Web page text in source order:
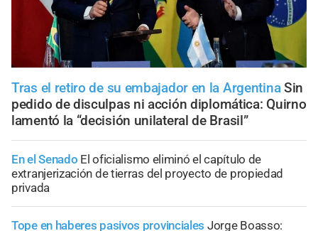
Tras el retiro de su embajador en la Argentina Sin
pedido de disculpas ni acción diplomática: Quirno
lamentó la “decisión unilateral de Brasil”
En el Senado El oficialismo eliminó el capítulo de
extranjerización de tierras del proyecto de propiedad
privada
Tope en haberes pasivos provinciales Jorge Boasso: